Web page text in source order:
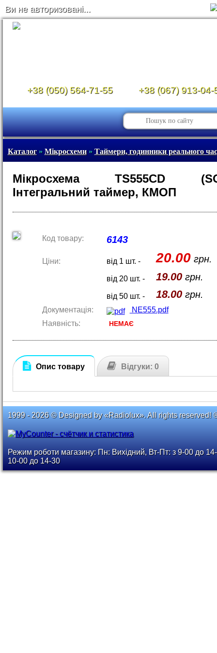
Ви не авторизовані...
+38 (050) 564-71-55 +38 (067) 913-04-
Каталог» Мікросхеми» Таймери, годинники реального
Мікросхема TS555CD (SO-
Інтегральний таймер, КМОП
Код товару: 6143
Ціни: від 1 шт. - 20.00грн.
від 20 шт. - 19.00грн.
від 50 шт. - 18.00грн.
Документація:
NE555.pdf
Наявність:
НЕМАЄ
Опис товару Відгуки: 0
1999 - 2026 © Designed by «Radiolux». All rights reserved!
Режим роботи магазину: Пн: Вихідний, Вт-Пт: з 9-00 до
10-00 до 14-30